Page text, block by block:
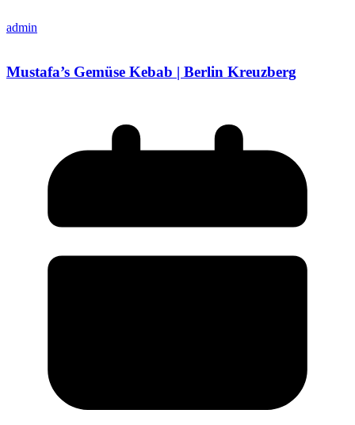
admin
Mustafa’s Gemüse Kebab | Berlin Kreuzberg